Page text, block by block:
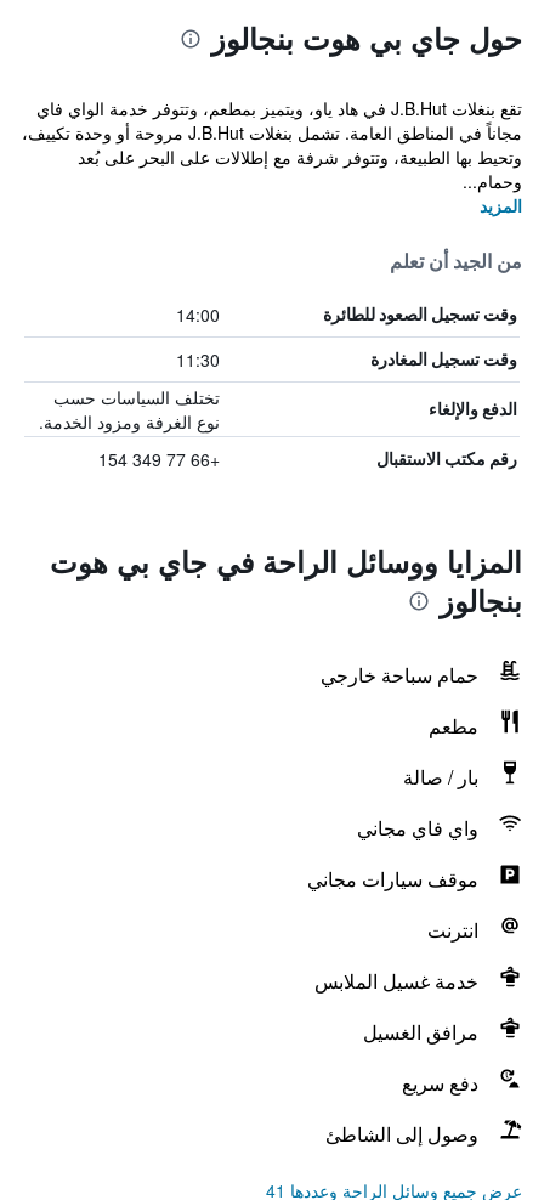
حول جاي بي هوت بنجالوز
تقع بنغلات J.B.Hut في هاد ياو، ويتميز بمطعم، وتتوفر خدمة الواي فاي
مجاناً في المناطق العامة. تشمل بنغلات J.B.Hut مروحة أو وحدة تكييف،
وتحيط بها الطبيعة، وتتوفر شرفة مع إطلالات على البحر على بُعد
وحمام...
المزيد
من الجيد أن تعلم
وقت تسجيل الصعود للطائرة 14:00
وقت تسجيل المغادرة 11:30
الدفع والإلغاء
تختلف السياسات حسب
نوع الغرفة ومزود الخدمة.
رقم مكتب الاستقبال +66 77 349 154
المزايا ووسائل الراحة في جاي بي هوت
بنجالوز
حمام سباحة خارجي
مطعم
بار / صالة
واي فاي مجاني
موقف سيارات مجاني
انترنت
خدمة غسيل الملابس
مرافق الغسيل
دفع سريع
وصول إلى الشاطئ
عرض جميع وسائل الراحة وعددها 41